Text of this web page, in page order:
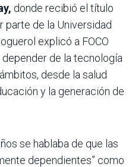
donde recibió el título
parte de la Universidad
explicó a FOCO
de la tecnología
desde la salud
y la generación de
se hablaba de que las
dependientes” como